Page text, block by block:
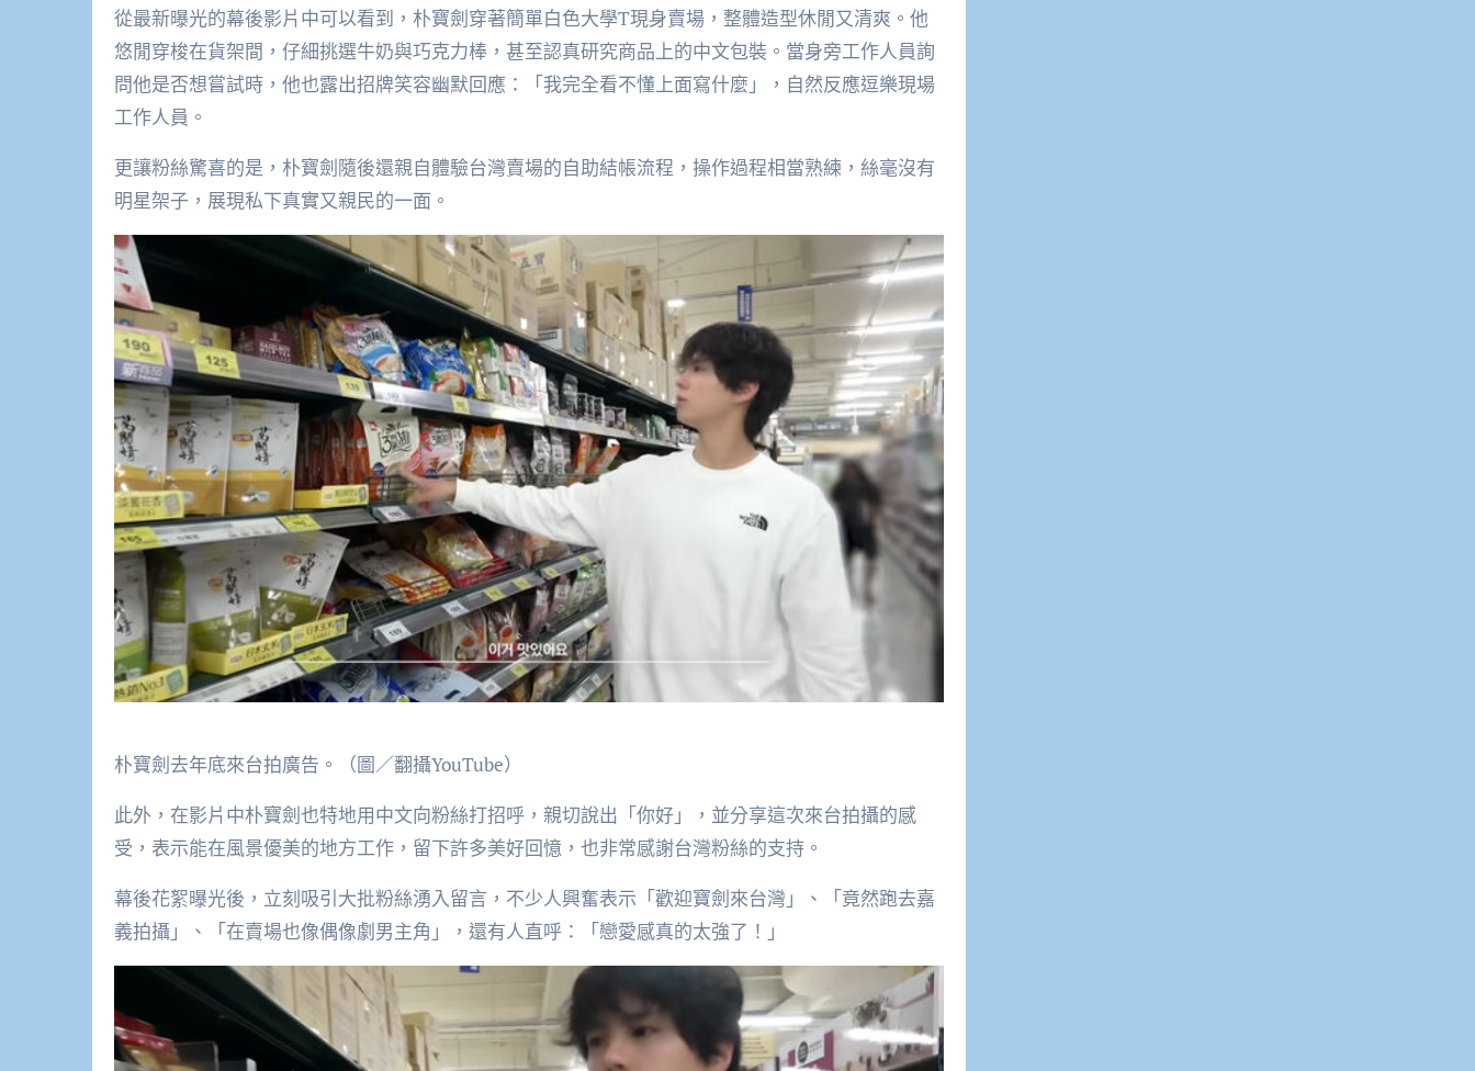
從最新曝光的幕後影片中可以看到，朴寶劍穿著簡單白色大學T現身賣場，整體造型休閒又清爽。他
悠閒穿梭在貨架間，仔細挑選牛奶與巧克力棒，甚至認真研究商品上的中文包裝。當身旁工作人員詢
問他是否想嘗試時，他也露出招牌笑容幽默回應：「我完全看不懂上面寫什麼」，自然反應逗樂現場
工作人員。
更讓粉絲驚喜的是，朴寶劍隨後還親自體驗台灣賣場的自助結帳流程，操作過程相當熟練，絲毫沒有
明星架子，展現私下真實又親民的一面。
朴寶劍去年底來台拍廣告。（圖／翻攝YouTube）
此外，在影片中朴寶劍也特地用中文向粉絲打招呼，親切說出「你好」，並分享這次來台拍攝的感
受，表示能在風景優美的地方工作，留下許多美好回憶，也非常感謝台灣粉絲的支持。
幕後花絮曝光後，立刻吸引大批粉絲湧入留言，不少人興奮表示「歡迎寶劍來台灣」、「竟然跑去嘉
義拍攝」、「在賣場也像偶像劇男主角」，還有人直呼：「戀愛感真的太強了！」